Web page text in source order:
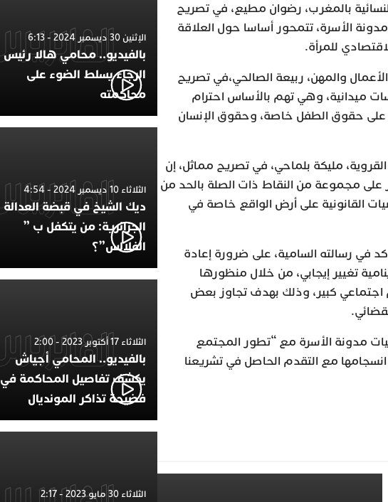
بالمغرب، رضوان مطيع، في تصريح
الأسرة، تتمحور أساسا حول العلاقة
للمرأة.
والمهن، ربيعة الصالحي،في تصريح
ميدانية، وهي تهم بالأساس احترام
على حقوق الطفل خاصة، وحقوق الإنسان
مليكة بلماحي، في تصريح مماثل، إن
على مجموعة من النقاط ذات الصلة بالحد من
القانونية على أرض الواقع خاصة في
في رسالته السامية، على ضرورة إعادة
تغيير إيجابي، من خلال منظورها
اجتماعي كبير، وذلك بهدف تجاوز بعض
مدونة الأسرة مع “تطور المجتمع
مع التقدم الحاصل في تشريعنا
الإثنين 30 ديسمبر 2024 - 6:13
بالفيديو.. محامي هالا رئيس
الرجاء يسلط الضوء على
محاكمته
الثلاثاء 10 ديسمبر 2024 - 4:54
ديك الشيخ في قبضة العدالة
الجزائرية: من يتكفل ب ”
الفلالس”؟
الثلاثاء 17 أكتوبر 2023 - 2:00
بالفيديو.. المحامي أجياش
يكشف تفاصيل المحاكمة في
فضيحة تذاكر المونديال
الثلاثاء 30 مايو 2023 - 2:17